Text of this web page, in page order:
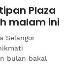
Plaza
malam ini
Selangor
bulan bakal